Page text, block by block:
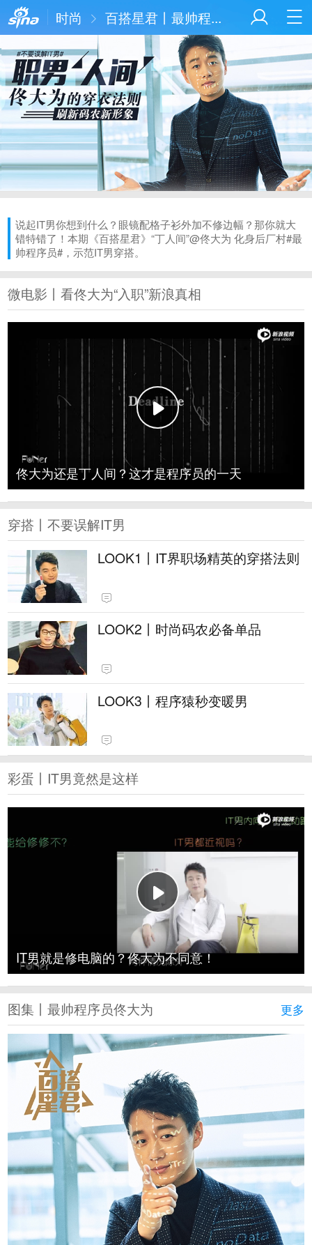
时尚 百搭星君丨最帅程...
说起IT男你想到什么？眼镜配格子衫外加不修边幅？那你就大
错特错了！本期《百搭星君》“丁人间”@佟大为 化身后厂村#最
帅程序员#，示范IT男穿搭。
微电影丨看佟大为“入职”新浪真相
佟大为还是丁人间？这才是程序员的一天
穿搭丨不要误解IT男
LOOK1丨IT界职场精英的穿搭法则
LOOK2丨时尚码农必备单品
LOOK3丨程序猿秒变暖男
彩蛋丨IT男竟然是这样
IT男就是修电脑的？佟大为不同意！
图集丨最帅程序员佟大为 更多